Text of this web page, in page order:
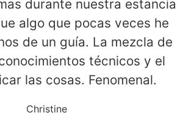
durante nuestra estancia
algo que pocas veces he
de un guía. La mezcla de
técnicos y el
las cosas. Fenomenal.
Christine